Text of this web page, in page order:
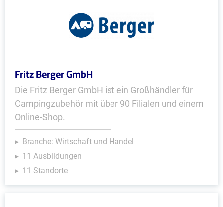
Fritz Berger GmbH
Die Fritz Berger GmbH ist ein Großhändler für
Campingzubehör mit über 90 Filialen und einem
Online-Shop.
Branche: Wirtschaft und Handel
11 Ausbildungen
11 Standorte